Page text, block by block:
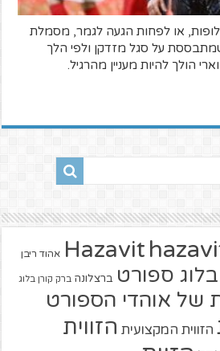
או לפחות הגעה לגמר, מסמלת
שמתבססת על סגל מזדקן ולפי הלך
הולך להיות מעניין מהרגיל.
Hazavit אהוד ריבן
בלוג ספורט ברצלונה ברק קורן בלוג
של אוהדי הספורט
הזווית המקצועית הזווית